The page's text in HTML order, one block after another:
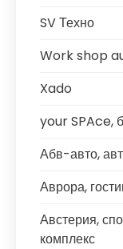
SV Техно
Work shop
Xado
your SPAce,
Абв-авто,
Аврора,
Австерия,
комплекс